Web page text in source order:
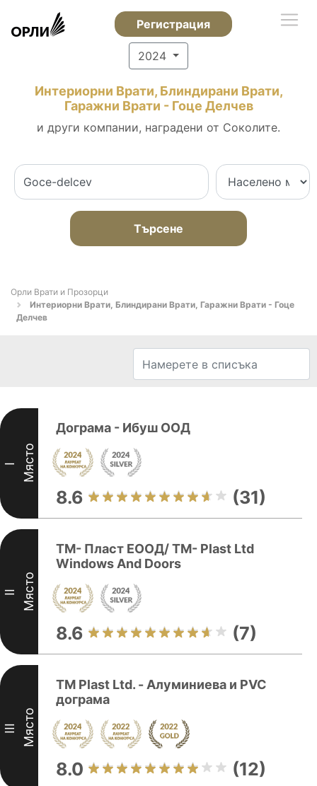
Регистрация
2024
Интериорни Врати, Блиндирани Врати,
Гаражни Врати - Гоце Делчев
и други компании, наградени от Соколите.
Търсене
Орли Врати и Прозорци
Интериорни Врати, Блиндирани Врати, Гаражни Врати - Гоце
Делчев
I Място
Дограма - Ибуш ООД
8.6 (31)
II Място
ТМ- Пласт ЕООД/ TM- Plast Ltd
Windows And Doors
8.6 (7)
III Място
TM Plast Ltd. - Алуминиева и PVC
дограма
8.0 (12)